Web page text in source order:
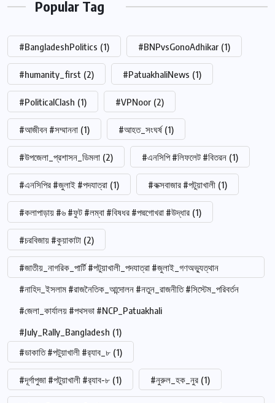
Popular Tag
#BangladeshPolitics (1) #BNPvsGonoAdhikar (1)
#humanity_first (2) #PatuakhaliNews (1)
#PoliticalClash (1) #VPNoor (2)
#আজীবন #সম্মাননা (1) #আহত_সংঘর্ষ (1)
#উপজেলা_প্রশাসন_ডিমলা (2) #এনসিপি #লিফলেট #বিতরন (1)
#এনসিপির #জুলাই #পদযাত্রা (1) #কক্সবাজার #পটুয়াখালী (1)
#কলাপাড়ায় #৬ #ফুট #লম্বা #বিষধর #পদ্মগোখরা #উদ্ধার (1)
#চরবিজায় #কুয়াকাটা (2)
#জাতীয়_নাগরিক_পার্টি #পটুয়াখালী_পদযাত্রা #জুলাই_গণঅভ্যুত্থান
#নাহিদ_ইসলাম #রাজনৈতিক_আন্দোলন #নতুন_রাজনীতি #সিস্টেম_পরিবর্তন
#জেলা_কার্যালয় #পথসভা #NCP_Patuakhali
#July_Rally_Bangladesh (1)
#ডাকাতি #পটুয়াখালী #র‍্যাব_৮ (1)
#দূর্গাপুজা #পটুয়াখালী #র‍্যাব-৮ (1) #নুরুল_হক_নুর (1)